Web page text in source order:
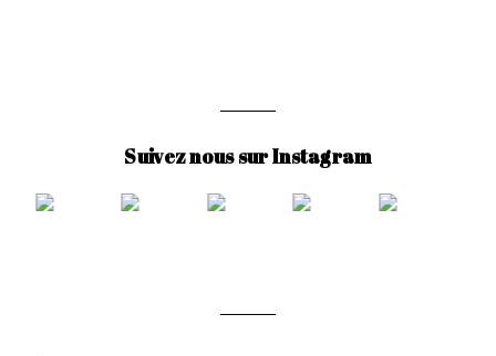
Suivez nous sur Instagram